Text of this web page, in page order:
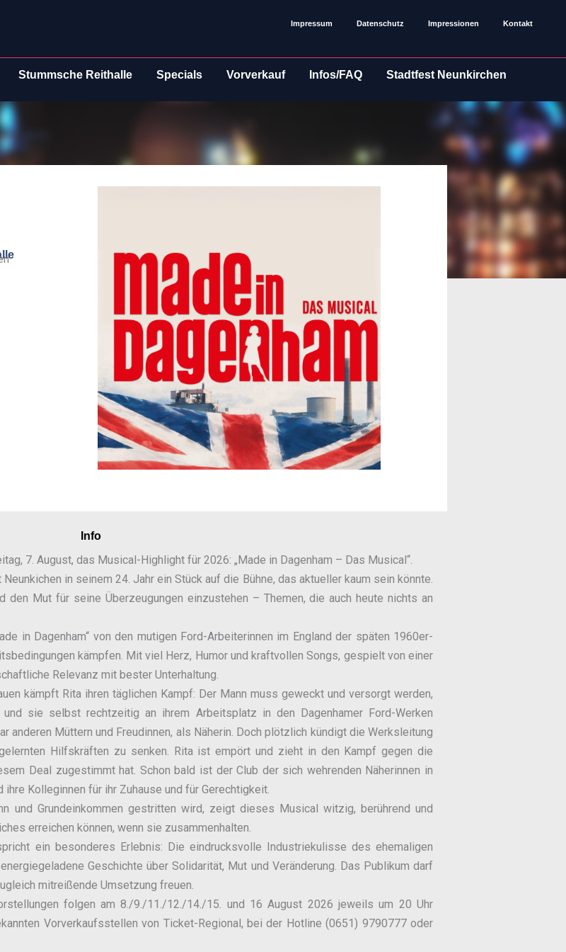
Impressum Datenschutz Impressionen Kontakt
Stummsche Reithalle Specials Vorverkauf Infos/FAQ Stadtfest Neunkirchen
Info
7. August, das Musical-Highlight für 2026: „Made in Dagenham – Das Musical“.
in seinem 24. Jahr ein Stück auf die Bühne, das aktueller kaum sein könnte.
den Mut für seine Überzeugungen einzustehen – Themen, die auch heute nichts an
in Dagenham“ von den mutigen Ford-Arbeiterinnen im England der späten 1960er-
kämpfen. Mit viel Herz, Humor und kraftvollen Songs, gespielt von einer
Relevanz mit bester Unterhaltung.
kämpft Rita ihren täglichen Kampf: Der Mann muss geweckt und versorgt werden,
sie selbst rechtzeitig an ihrem Arbeitsplatz in den Dagenhamer Ford-Werken
anderen Müttern und Freudinnen, als Näherin. Doch plötzlich kündigt die Werksleitung
Hilfskräften zu senken. Rita ist empört und zieht in den Kampf gegen die
Deal zugestimmt hat. Schon bald ist der Club der sich wehrenden Näherinnen in
Kolleginnen für ihr Zuhause und für Gerechtigkeit.
und Grundeinkommen gestritten wird, zeigt dieses Musical witzig, berührend und
erreichen können, wenn sie zusammenhalten.
ein besonderes Erlebnis: Die eindrucksvolle Industriekulisse des ehemaligen
Geschichte über Solidarität, Mut und Veränderung. Das Publikum darf
mitreißende Umsetzung freuen.
folgen am 8./9./11./12./14./15. und 16 August 2026 jeweils um 20 Uhr
Vorverkaufsstellen von Ticket-Regional, bei der Hotline (0651) 9790777 oder